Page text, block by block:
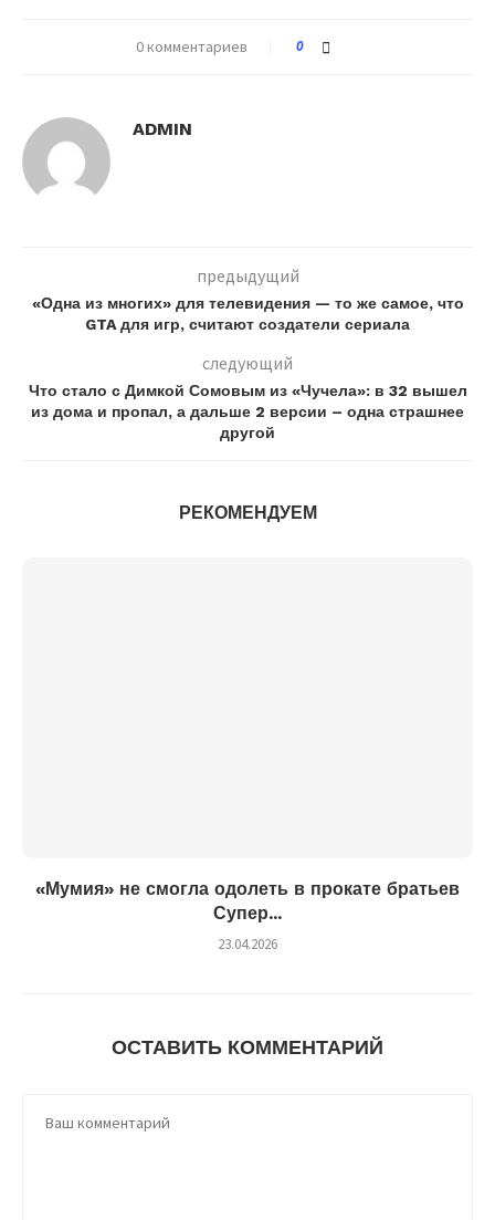
0 комментариев 0
ADMIN
предыдущий
«Одна из многих» для телевидения — то же самое, что
GTA для игр, считают создатели сериала
следующий
Что стало с Димкой Сомовым из «Чучела»: в 32 вышел
из дома и пропал, а дальше 2 версии – одна страшнее
другой
РЕКОМЕНДУЕМ
«Мумия» не смогла одолеть в прокате братьев
Супер...
23.04.2026
ОСТАВИТЬ КОММЕНТАРИЙ